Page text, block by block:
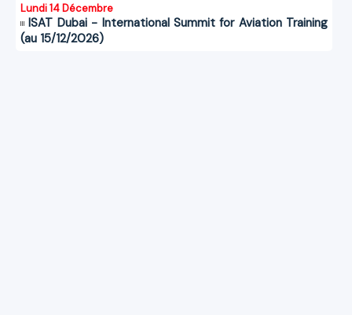
Lundi 14 Décembre
ISAT Dubai - International Summit for Aviation Training
(au 15/12/2026)